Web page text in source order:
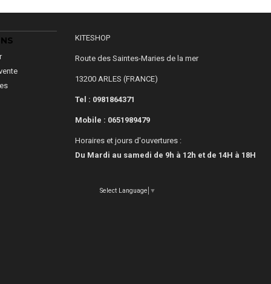
KITESHOP
Route des Saintes-Maries de la mer
13200 ARLES (FRANCE)
Tel : 0981864371
Mobile : 0651989479
Horaires et jours d'ouvertures :
Du Mardi au samedi de 9h à 12h et de 14H à 18H
Select Language ▼